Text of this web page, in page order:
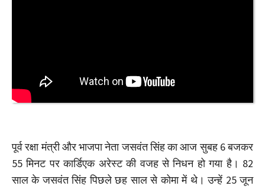
पूर्व रक्षा मंत्री और भाजपा नेता जसवंत सिंह का आज सुबह 6 बजकर
55 मिनट पर कार्डिएक अरेस्ट की वजह से निधन हो गया है। 82
साल के जसवंत सिंह पिछले छह साल से कोमा में थे। उन्हें 25 जून